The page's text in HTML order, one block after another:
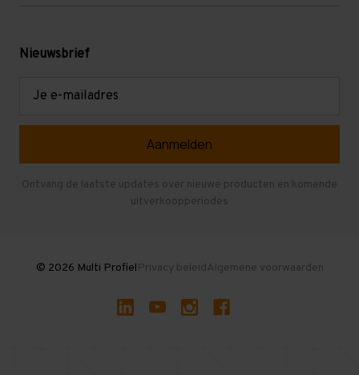
Levering en afhalen
Mezzanine
Verdiepingsvloeren
Gebruikte entresolvloeren
Nieuwsbrief
Ontvang de laatste updates over nieuwe producten en komende
uitverkoopperiodes
© 2026 Multi ProfielPrivacy beleidAlgemene voorwaarden